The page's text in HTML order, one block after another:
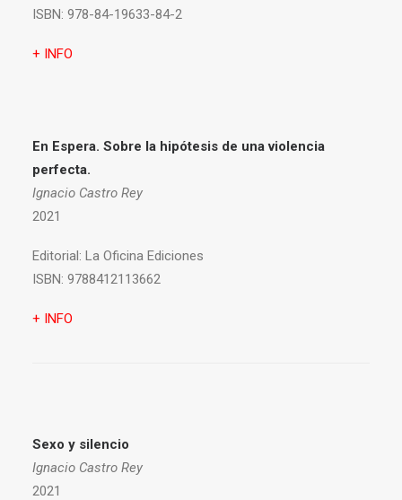
ISBN: 978-84-19633-84-2
+ INFO
En Espera. Sobre la hipótesis de una violencia
perfecta.
Ignacio Castro Rey
2021
Editorial: La Oficina Ediciones
ISBN: 9788412113662
+ INFO
Sexo y silencio
Ignacio Castro Rey
2021